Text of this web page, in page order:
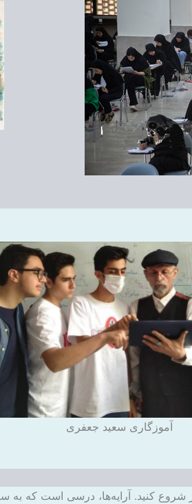
آموزگاری سعید جعفری
کنید. آرایه‌ها، درسی است که به